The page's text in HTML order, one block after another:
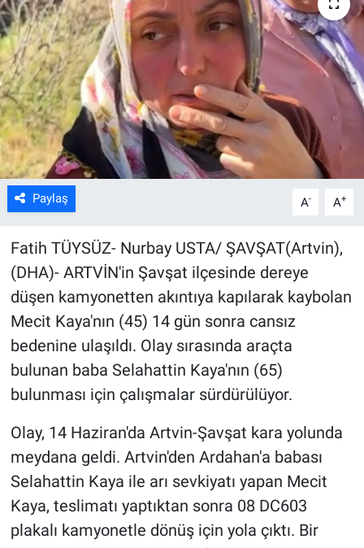
Paylaş A- A+
Fatih TÜYSÜZ- Nurbay USTA/ ŞAVŞAT(Artvin),
(DHA)- ARTVİN'in Şavşat ilçesinde dereye
düşen kamyonetten akıntıya kapılarak kaybolan
Mecit Kaya'nın (45) 14 gün sonra cansız
bedenine ulaşıldı. Olay sırasında araçta
bulunan baba Selahattin Kaya'nın (65)
bulunması için çalışmalar sürdürülüyor.
Olay, 14 Haziran'da Artvin-Şavşat kara yolunda
meydana geldi. Artvin'den Ardahan'a babası
Selahattin Kaya ile arı sevkiyatı yapan Mecit
Kaya, teslimatı yaptıktan sonra 08 DC603
plakalı kamyonetle dönüş için yola çıktı. Bir
Yaşam
Kültür Sanat
Bilim ve Teknoloji
Genel